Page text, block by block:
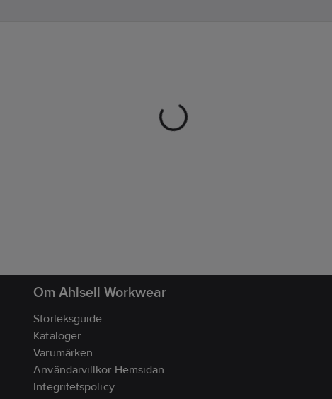
Om Ahlsell Workwear
Storleksguide
Kataloger
Varumärken
Användarvillkor Hemsidan
Integritetspolicy